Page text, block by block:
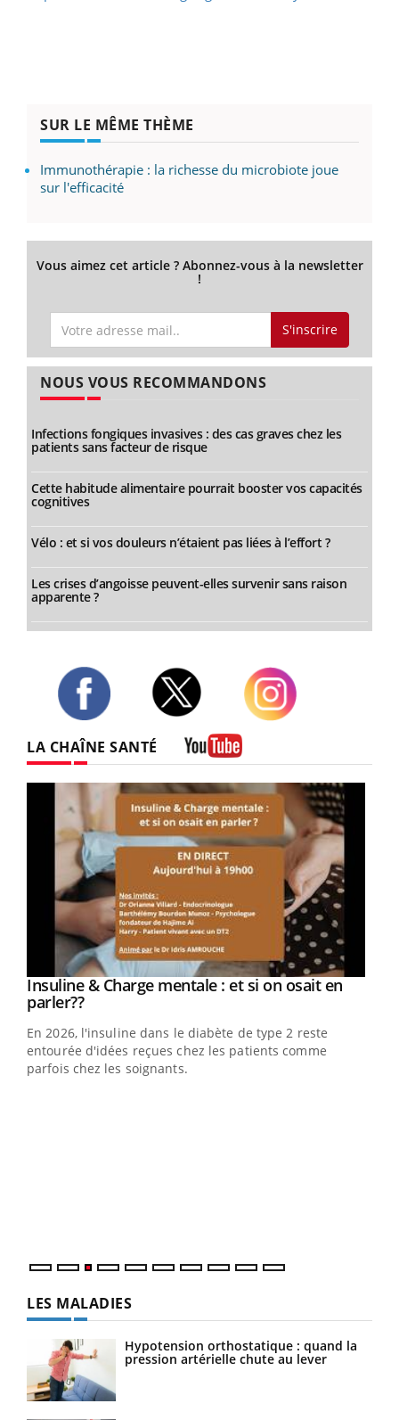
SUR LE MÊME THÈME
Immunothérapie : la richesse du microbiote joue
sur l'efficacité
Vous aimez cet article ? Abonnez-vous à la newsletter
!
S'inscrire
NOUS VOUS RECOMMANDONS
Infections fongiques invasives : des cas graves chez les
patients sans facteur de risque
Cette habitude alimentaire pourrait booster vos capacités
cognitives
Vélo : et si vos douleurs n’étaient pas liées à l’effort ?
Les crises d’angoisse peuvent-elles survenir sans raison
apparente ?
LA CHAÎNE SANTÉ
Youtube
Insuline & Charge mentale : et si on osait en
parler??Youtube
En 2026, l'insuline dans le diabète de type 2 reste
entourée d'idées reçues chez les patients comme
parfois chez les soignants.
LES MALADIES
Hypotension orthostatique : quand la
pression artérielle chute au lever